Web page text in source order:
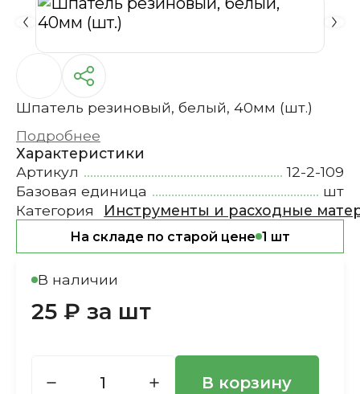
Шпатель резиновый, белый, 40мм (шт.)
Подробнее
Характеристики
Артикул
12-2-109
Базовая единица
шт
Категория
Инструменты и расходные
На складе по старой цене 1 шт
В наличии
25 ₽ за шт
В корзину